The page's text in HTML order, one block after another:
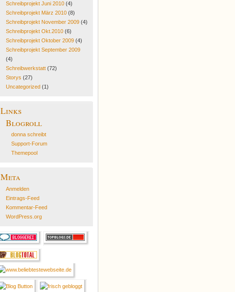
Schreibprojekt Juni 2010(4)
Schreibprojekt März 2010(8)
Schreibprojekt November 2009(4)
Schreibprojekt Okt.2010(6)
Schreibprojekt Oktober 2009(4)
Schreibprojekt September 2009
(4)
Schreibwerkstatt(72)
Storys (27)
Uncategorized (1)
Links
Blogroll
donna schreibt
Support-Forum
Themepool
Meta
Anmelden
Eintrags-Feed
Kommentar-Feed
WordPress.org